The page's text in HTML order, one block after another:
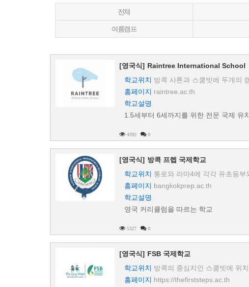
전체
여름캠프
[영국식] Raintree International School
학교위치 방콕 사톤과 스쿰빗에 두개의
홈페이지 raintree.ac.th
학교설명
1.5세부터 6세까지를 위한 전문 국제 유
4392 0
[영국식] 방콕 프렙 국제학교
학교위치 통로와 라마4에 각각 유초등
홈페이지 bangkokprep.ac.th
학교설명
영국 커리큘럼을 따르는 학교
5327 0
[영국식] FSB 국제학교
학교위치 방콕의 중심지인 스쿰빗에 위치
홈페이지 https://thefirststeps.ac.th